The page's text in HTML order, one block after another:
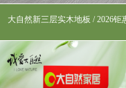
大自然新三层实木地板 / 2026钜